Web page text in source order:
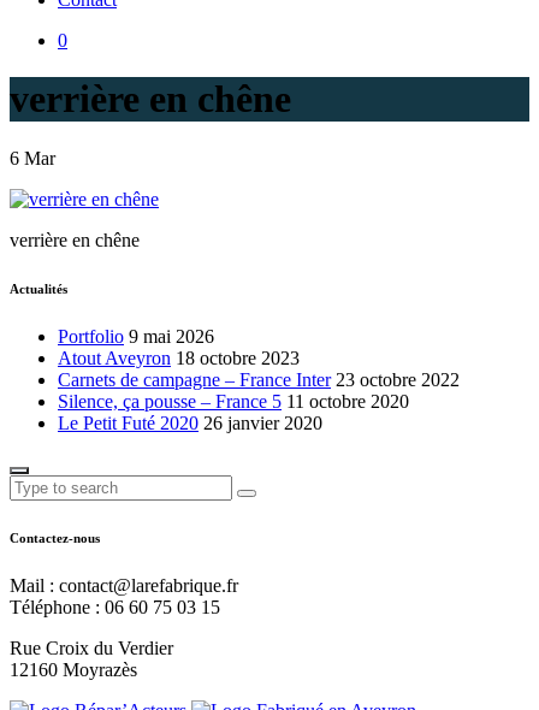
0
verrière en chêne
6 Mar
verrière en chêne
Actualités
Portfolio 9 mai 2026
Atout Aveyron 18 octobre 2023
Carnets de campagne – France Inter 23 octobre 2022
Silence, ça pousse – France 5 11 octobre 2020
Le Petit Futé 2020 26 janvier 2020
Contactez-nous
Mail : contact@larefabrique.fr
Téléphone : 06 60 75 03 15
Rue Croix du Verdier
12160 Moyrazès